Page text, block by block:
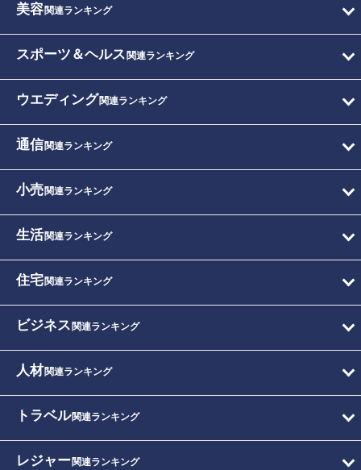
美容関連ランキング
スポーツ＆ヘルス 関連ランキング
ウエディング関連ランキング
通信関連ランキング
小売関連ランキング
生活関連ランキング
住宅関連ランキング
ビジネス 関連ランキング
人材関連ランキング
トラベル関連ランキング
レジャー関連ランキング